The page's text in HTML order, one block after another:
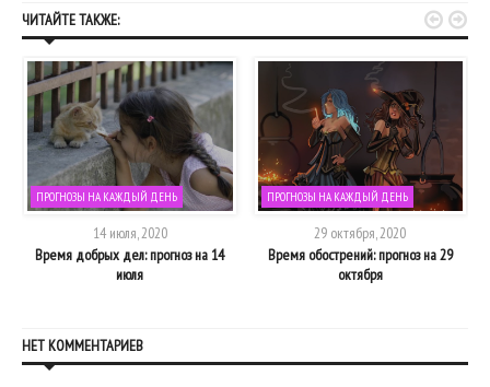
ЧИТАЙТЕ ТАКЖЕ:
ПРОГНОЗЫ НА КАЖДЫЙ ДЕНЬ
14 июля, 2020
Время добрых дел: прогноз на 14
июля
ПРОГНОЗЫ НА КАЖДЫЙ ДЕНЬ
29 октября, 2020
Время обострений: прогноз на 29
октября
 
НЕТ КОММЕНТАРИЕВ